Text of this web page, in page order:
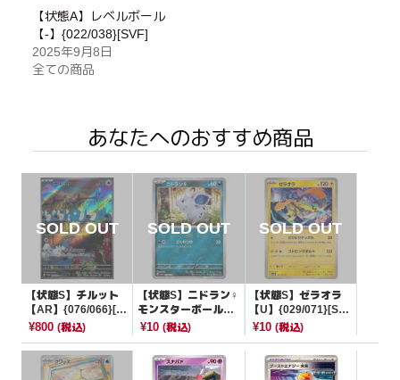
【状態A】レベルボール
【-】{022/038}[SVF]
2025年9月8日
全ての商品
あなたへのおすすめ商品
【状態S】チルット
【AR】{076/066}[S
V4M]
¥800 (税込)
【状態S】ニドラン♀
モンスターボールミ
ラー【C】{029/165}
¥10(税込)
【状態S】ゼラオラ
【U】{029/071}[SV
5M]
¥10 (税込)